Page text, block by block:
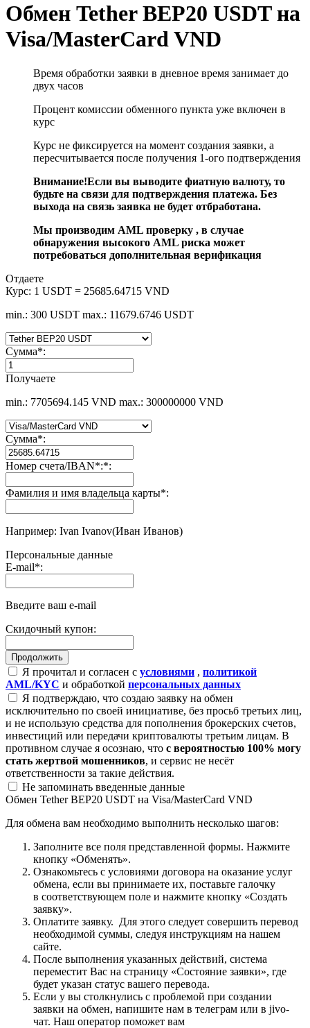
Обмен Tether BEP20 USDT на
Visa/MasterCard VND
Время обработки заявки в дневное время занимает до
двух часов
Процент комиссии обменного пункта уже включен в
курс
Курс не фиксируется на момент создания заявки, а
пересчитывается после получения 1-ого подтверждения
Внимание!Если вы выводите фиатную валюту, то
будьте на связи для подтверждения платежа. Без
выхода на связь заявка не будет отбработана.
Мы производим AML проверку , в случае
обнаружения высокого AML риска может
потребоваться дополнительная верификация
Отдаете
Курс: 1 USDT = 25685.64715 VND
min.: 300 USDT max.: 11679.6746 USDT
Сумма*:
Получаете
min.: 7705694.145 VND max.: 300000000 VND
Сумма*:
Номер счета/IBAN*:*:
Фамилия и имя владельца карты*:
Например: Ivan Ivanov(Иван Иванов)
Персональные данные
E-mail*:
Введите ваш e-mail
Скидочный купон:
Я прочитал и согласен с условиями , политикой
AML/KYC и обработкой персональных данных
Я подтверждаю, что создаю заявку на обмен
исключительно по своей инициативе, без просьб третьих лиц,
и не использую средства для пополнения брокерских счетов,
инвестиций или передачи криптовалюты третьим лицам. В
противном случае я осознаю, что с вероятностью 100% могу
стать жертвой мошенников, и сервис не несёт
ответственности за такие действия.
Не запоминать введенные данные
Обмен Tether BEP20 USDT на Visa/MasterCard VND
Для обмена вам необходимо выполнить несколько шагов:
Заполните все поля представленной формы. Нажмите
кнопку «Обменять».
Ознакомьтесь с условиями договора на оказание услуг
обмена, если вы принимаете их, поставьте галочку
в соответствующем поле и нажмите кнопку «Создать
заявку».
Оплатите заявку. Для этого следует совершить перевод
необходимой суммы, следуя инструкциям на нашем
сайте.
После выполнения указанных действий, система
переместит Вас на страницу «Состояние заявки», где
будет указан статус вашего перевода.
Если у вы столкнулись с проблемой при создании
заявки на обмен, напишите нам в телеграм или в jivo-
чат. Наш оператор поможет вам